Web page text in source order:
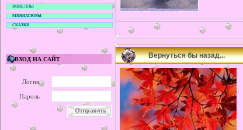
НОВЕЛЛЫ
МИНИАТЮРЫ
СКАЗКИ
ВХОД НА САЙТ
Логин
Пароль
Вернуться бы назад...